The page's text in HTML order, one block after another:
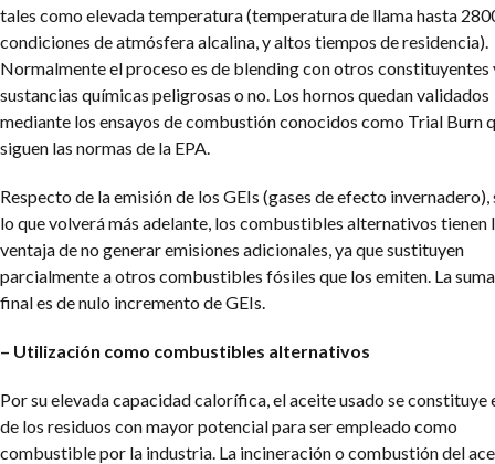
tales como elevada temperatura (temperatura de llama hasta
condiciones de atmósfera alcalina, y altos tiempos de residencia).
Normalmente el proceso es de blending con otros constituyentes
sustancias químicas peligrosas o no. Los hornos quedan validados
mediante los ensayos de combustión conocidos como Trial Burn
siguen las normas de la EPA.
Respecto de la emisión de los GEIs (gases de efecto
lo que volverá más adelante, los combustibles alternativos tienen
ventaja de no generar emisiones adicionales, ya que sustituyen
parcialmente a otros combustibles fósiles que los emiten. La
final es de nulo incremento de GEIs.
– Utilización como combustibles alternativos
Por su elevada capacidad calorífica, el aceite usado se constituye
de los residuos con mayor potencial para ser empleado como
combustible por la industria. La incineración o combustión del